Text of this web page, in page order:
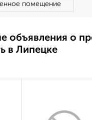
помещение
объявления о
в Липецке